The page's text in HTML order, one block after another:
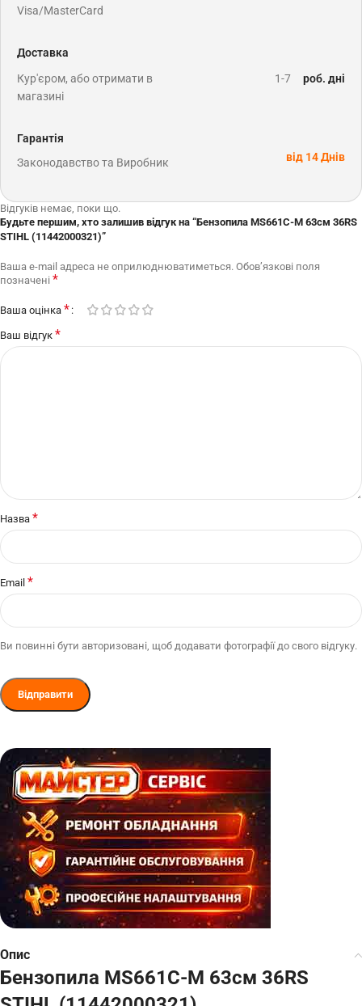
Visa/MasterCard
Доставка
Кур'єром, або отримати в
магазині
1-7 роб. дні
Гарантія
Законодавство та Виробник
від 14 Днів
Відгуків немає, поки що.
Будьте першим, хто залишив відгук на “Бензопила MS661C-M 63см 36RS
STIHL (11442000321)”
Ваша e-mail адреса не оприлюднюватиметься. Обов’язкові поля
позначені *
Ваша оцінка *
Ваш відгук *
Назва *
Email *
Ви повинні бути авторизовані, щоб додавати фотографії до свого відгуку.
Опис
Бензопила MS661C-M 63см 36RS